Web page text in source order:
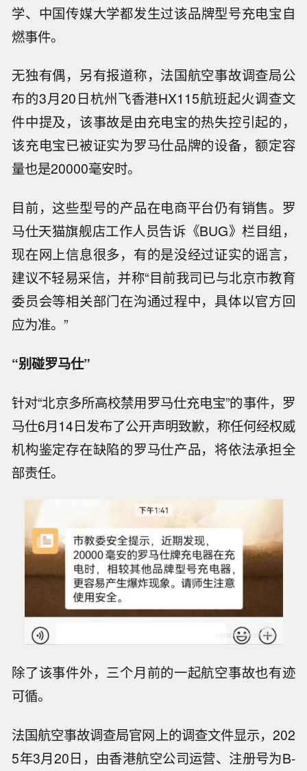
学、 中国传媒大学都发生过该品牌型号充电宝自
燃事件。
无独有偶，另有报道称， 法国航空事故调查局公
布的3月20日杭州飞香港HX115航班起火调查文
件中提及，该事故是由充电宝的热失控引起的，
该充电宝已被证实为罗马仕品牌的设备，额定容
量也是20000毫安时。
目前，这些型号的产品在电商平台仍有销售。罗
马仕天猫旗舰店工作人员告诉 《BUG》栏目组 ，
现在网上信息很多，有的是没经过证实的谣言，
建议不轻易采信，并称“目前我司已与北京市教育
委员会等相关部门在沟通过程中，具体以官方回
应为准。”
“别碰罗马仕”
针对“北京多所高校禁用罗马仕充电宝”的事件，罗
马仕6月14日发布了公开声明致歉，称任何经权威
机构鉴定存在缺陷的罗马仕产品，将依法承担全
部责任。
除了该事件外，三个月前的一起航空事故也有迹
可循。
法国航空事故调查局官网上的调查文件显示， 202
5年3月20日，由香港航空公司运营、注册号为B-